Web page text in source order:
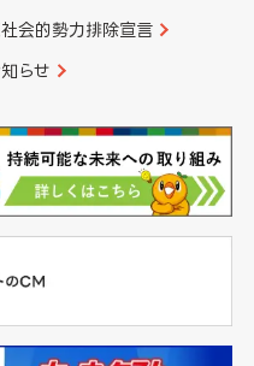
会的勢力排除宣言
らせ